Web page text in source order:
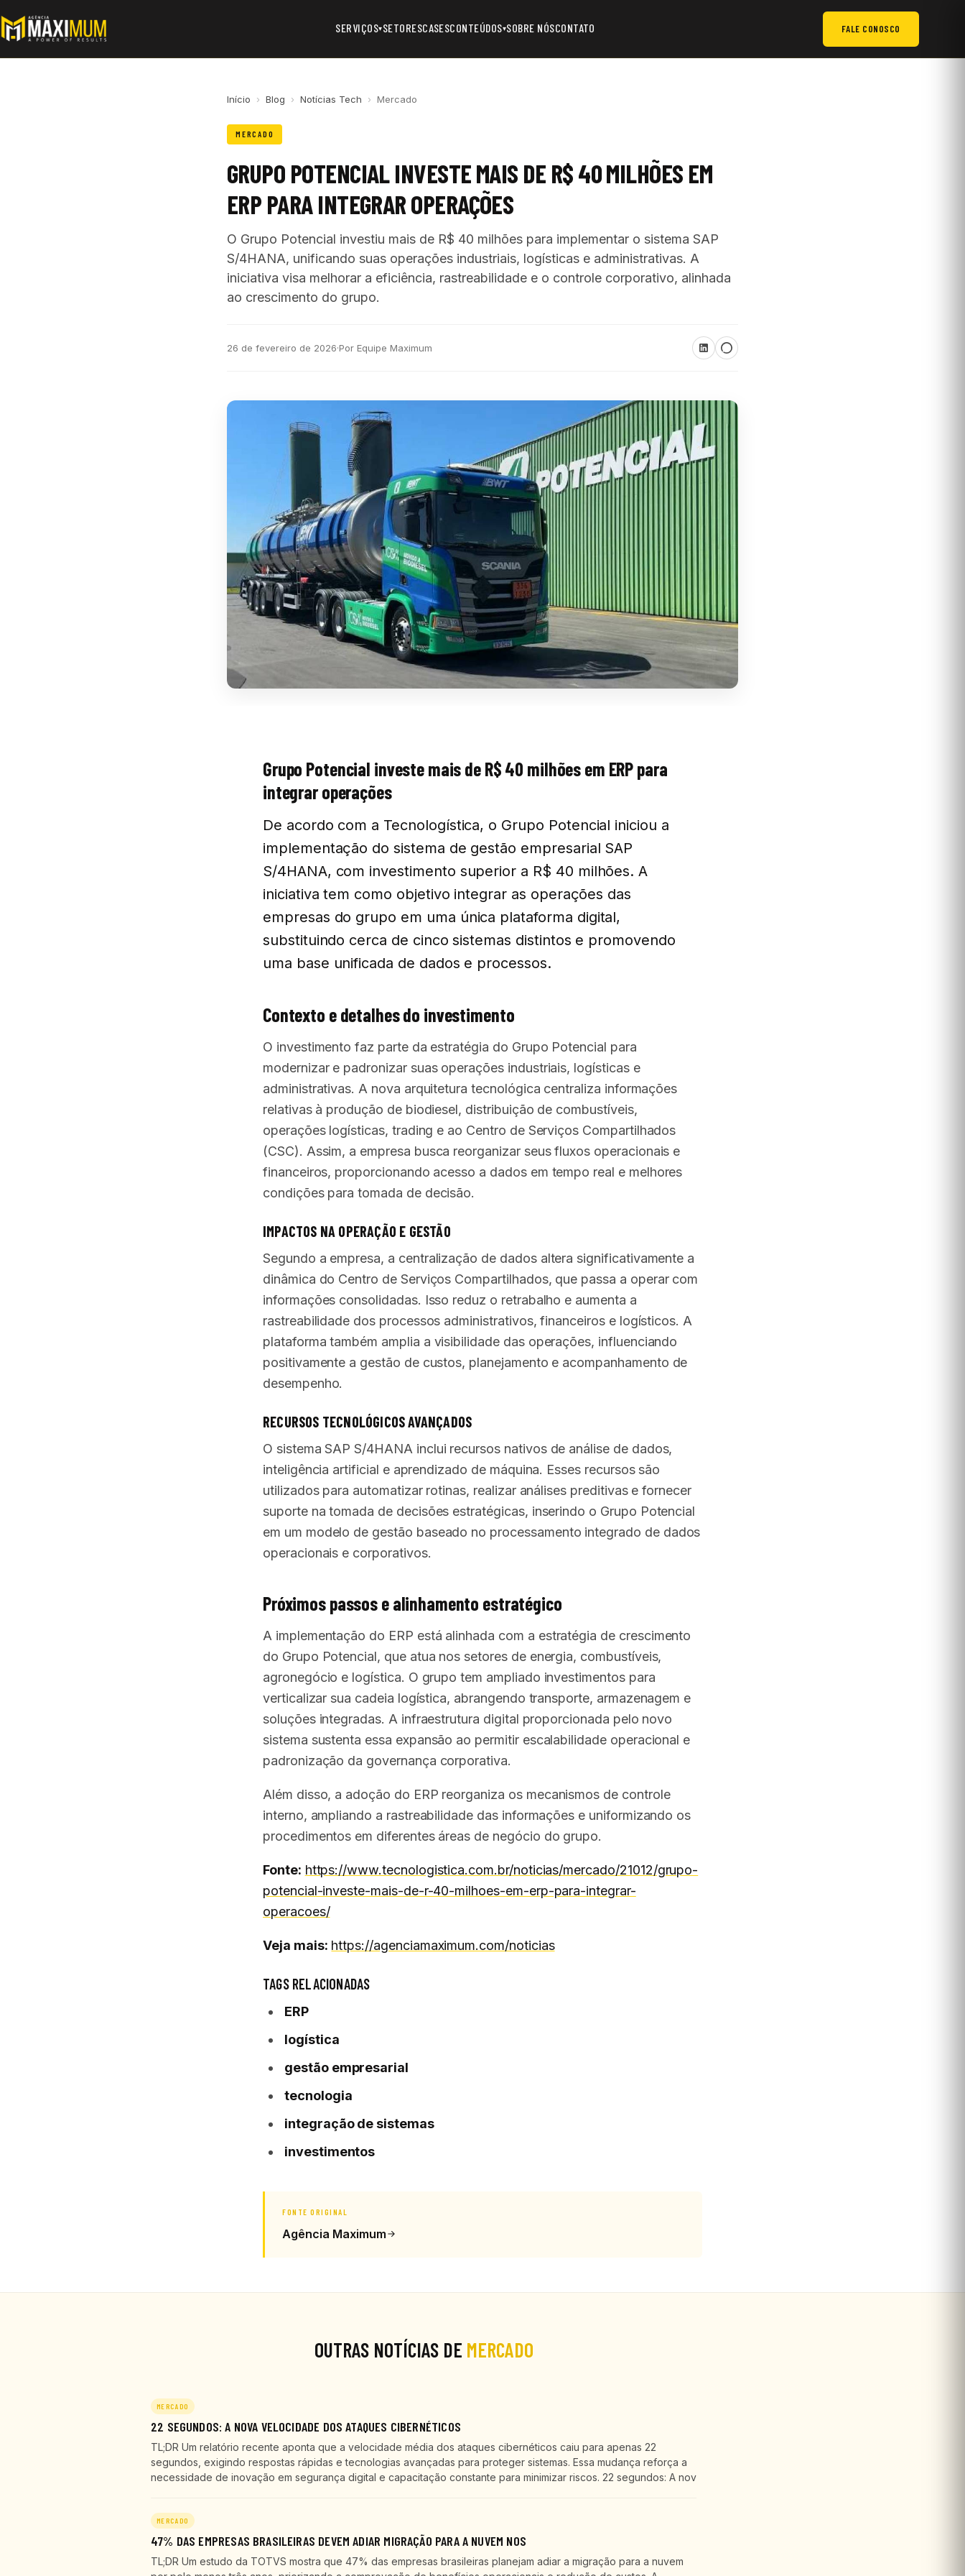
SERVIÇOS▾SETORESCASESCONTEÚDOS▾SOBRE NÓSCONTATO FALE CONOSCO
Início › Blog › Notícias Tech › Mercado
MERCADO
GRUPO POTENCIAL INVESTE MAIS DE R$ 40 MILHÕES EM
ERP PARA INTEGRAR OPERAÇÕES
O Grupo Potencial investiu mais de R$ 40 milhões para implementar o sistema SAP
S/4HANA, unificando suas operações industriais, logísticas e administrativas. A
iniciativa visa melhorar a eficiência, rastreabilidade e o controle corporativo, alinhada
ao crescimento do grupo.
26 de fevereiro de 2026·Por Equipe Maximum
Grupo Potencial investe mais de R$ 40 milhões em ERP para
integrar operações
De acordo com a Tecnologística, o Grupo Potencial iniciou a
implementação do sistema de gestão empresarial SAP
S/4HANA, com investimento superior a R$ 40 milhões. A
iniciativa tem como objetivo integrar as operações das
empresas do grupo em uma única plataforma digital,
substituindo cerca de cinco sistemas distintos e promovendo
uma base unificada de dados e processos.
Contexto e detalhes do investimento
O investimento faz parte da estratégia do Grupo Potencial para
modernizar e padronizar suas operações industriais, logísticas e
administrativas. A nova arquitetura tecnológica centraliza informações
relativas à produção de biodiesel, distribuição de combustíveis,
operações logísticas, trading e ao Centro de Serviços Compartilhados
(CSC). Assim, a empresa busca reorganizar seus fluxos operacionais e
financeiros, proporcionando acesso a dados em tempo real e melhores
condições para tomada de decisão.
IMPACTOS NA OPERAÇÃO E GESTÃO
Segundo a empresa, a centralização de dados altera significativamente a
dinâmica do Centro de Serviços Compartilhados, que passa a operar com
informações consolidadas. Isso reduz o retrabalho e aumenta a
rastreabilidade dos processos administrativos, financeiros e logísticos. A
plataforma também amplia a visibilidade das operações, influenciando
positivamente a gestão de custos, planejamento e acompanhamento de
desempenho.
RECURSOS TECNOLÓGICOS AVANÇADOS
O sistema SAP S/4HANA inclui recursos nativos de análise de dados,
inteligência artificial e aprendizado de máquina. Esses recursos são
utilizados para automatizar rotinas, realizar análises preditivas e fornecer
suporte na tomada de decisões estratégicas, inserindo o Grupo Potencial
em um modelo de gestão baseado no processamento integrado de dados
operacionais e corporativos.
Próximos passos e alinhamento estratégico
A implementação do ERP está alinhada com a estratégia de crescimento
do Grupo Potencial, que atua nos setores de energia, combustíveis,
agronegócio e logística. O grupo tem ampliado investimentos para
verticalizar sua cadeia logística, abrangendo transporte, armazenagem e
soluções integradas. A infraestrutura digital proporcionada pelo novo
sistema sustenta essa expansão ao permitir escalabilidade operacional e
padronização da governança corporativa.
Além disso, a adoção do ERP reorganiza os mecanismos de controle
interno, ampliando a rastreabilidade das informações e uniformizando os
procedimentos em diferentes áreas de negócio do grupo.
Fonte: https://www.tecnologistica.com.br/noticias/mercado/21012/grupo-
potencial-investe-mais-de-r-40-milhoes-em-erp-para-integrar-
operacoes/
Veja mais: https://agenciamaximum.com/noticias
TAGS RELACIONADAS
ERP
logística
gestão empresarial
tecnologia
integração de sistemas
investimentos
FONTE ORIGINAL
Agência Maximum
OUTRAS NOTÍCIAS DE MERCADO
MERCADO
22 SEGUNDOS: A NOVA VELOCIDADE DOS ATAQUES CIBERNÉTICOS
TL;DR Um relatório recente aponta que a velocidade média dos ataques cibernéticos caiu para apenas 22
segundos, exigindo respostas rápidas e tecnologias avançadas para proteger sistemas. Essa mudança reforça a
necessidade de inovação em segurança digital e capacitação constante para minimizar riscos. 22 segundos: A nov
MERCADO
47% DAS EMPRESAS BRASILEIRAS DEVEM ADIAR MIGRAÇÃO PARA A NUVEM NOS
TL;DR Um estudo da TOTVS mostra que 47% das empresas brasileiras planejam adiar a migração para a nuvem